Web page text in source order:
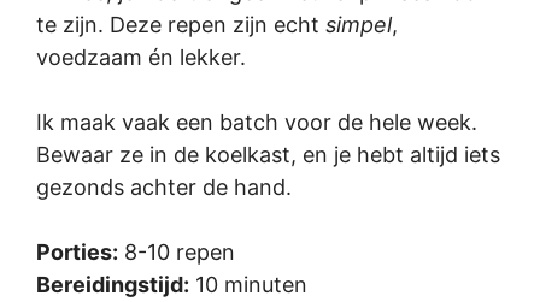
te zijn. Deze repen zijn echt simpel,
voedzaam én lekker.
Ik maak vaak een batch voor de hele week.
Bewaar ze in de koelkast, en je hebt altijd iets
gezonds achter de hand.
Porties: 8-10 repen
Bereidingstijd: 10 minuten